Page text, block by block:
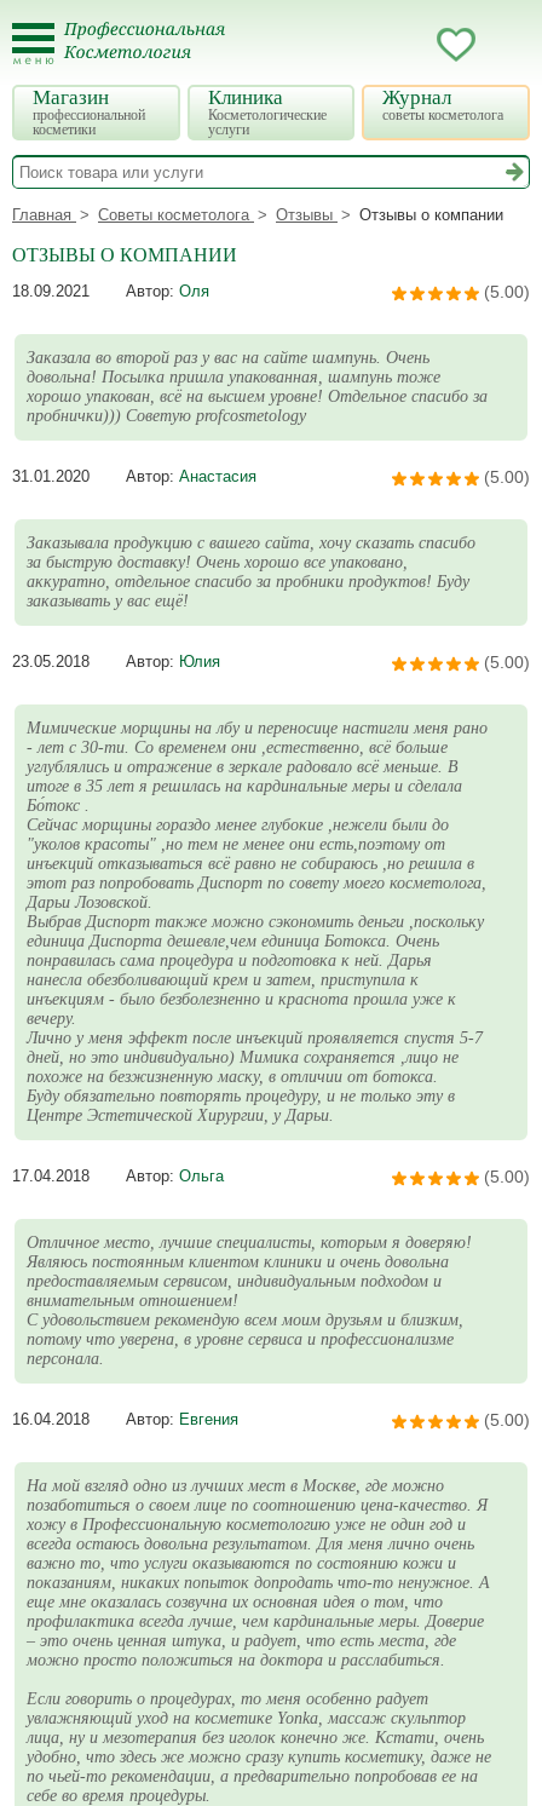
Магазин
профессиональной
косметики
Клиника
Косметологические
услуги
Журнал
советы косметолога
Главная Советы косметолога Отзывы Отзывы о компании
ОТЗЫВЫ О КОМПАНИИ
18.09.2021 Автор: Оля (5.00)
Заказала во второй раз у вас на сайте шампунь. Очень
довольна! Посылка пришла упакованная, шампунь тоже
хорошо упакован, всё на высшем уровне! Отдельное спасибо за
пробнички))) Советую profcosmetology
31.01.2020 Автор: Анастасия (5.00)
Заказывала продукцию с вашего сайта, хочу сказать спасибо
за быструю доставку! Очень хорошо все упаковано,
аккуратно, отдельное спасибо за пробники продуктов! Буду
заказывать у вас ещё!
23.05.2018 Автор: Юлия (5.00)
Мимические морщины на лбу и переносице настигли меня рано
- лет с 30-ти. Со временем они ,естественно, всё больше
углублялись и отражение в зеркале радовало всё меньше. В
итоге в 35 лет я решилась на кардинальные меры и сделала
Бо́токс .
Сейчас морщины гораздо менее глубокие ,нежели были до
"уколов красоты" ,но тем не менее они есть,поэтому от
инъекций отказываться всё равно не собираюсь ,но решила в
этот раз попробовать Диспорт по совету моего косметолога,
Дарьи Лозовской.
Выбрав Диспорт также можно сэкономить деньги ,поскольку
единица Диспорта дешевле,чем единица Ботокса. Очень
понравилась сама процедура и подготовка к ней. Дарья
нанесла обезболивающий крем и затем, приступила к
инъекциям - было безболезненно и краснота прошла уже к
вечеру.
Лично у меня эффект после инъекций проявляется спустя 5-7
дней, но это индивидуально) Мимика сохраняется ,лицо не
похоже на безжизненную маску, в отличии от ботокса.
Буду обязательно повторять процедуру, и не только эту в
Центре Эстетической Хирургии, у Дарьи.
17.04.2018 Автор: Ольга (5.00)
Отличное место, лучшие специалисты, которым я доверяю!
Являюсь постоянным клиентом клиники и очень довольна
предоставляемым сервисом, индивидуальным подходом и
внимательным отношением!
С удовольствием рекомендую всем моим друзьям и близким,
потому что уверена, в уровне сервиса и профессионализме
персонала.
16.04.2018 Автор: Евгения (5.00)
На мой взгляд одно из лучших мест в Москве, где можно
позаботиться о своем лице по соотношению цена-качество. Я
хожу в Профессиональную косметологию уже не один год и
всегда остаюсь довольна результатом. Для меня лично очень
важно то, что услуги оказываются по состоянию кожи и
показаниям, никаких попыток допродать что-то ненужное. А
еще мне оказалась созвучна их основная идея о том, что
профилактика всегда лучше, чем кардинальные меры. Доверие
– это очень ценная штука, и радует, что есть места, где
можно просто положиться на доктора и расслабиться.
Если говорить о процедурах, то меня особенно радует
увлажняющий уход на косметике Yonka, массаж скульптор
лица, ну и мезотерапия без иголок конечно же. Кстати, очень
удобно, что здесь же можно сразу купить косметику, даже не
по чьей-то рекомендации, а предварительно попробовав ее на
себе во время процедуры.